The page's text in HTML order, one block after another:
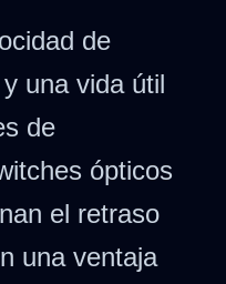
de
una vida útil
de
ópticos
el retraso
una ventaja